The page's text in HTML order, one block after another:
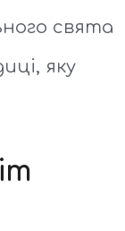
свята
яку